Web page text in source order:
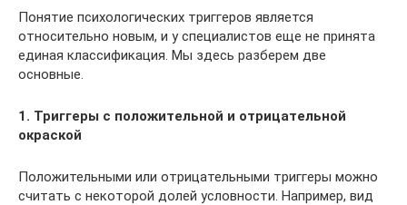
Понятие психологических триггеров является
относительно новым, и у специалистов еще не принята
единая классификация. Мы здесь разберем две
основные.
1. Триггеры с положительной и отрицательной
окраской
Положительными или отрицательными триггеры можно
считать с некоторой долей условности. Например, вид